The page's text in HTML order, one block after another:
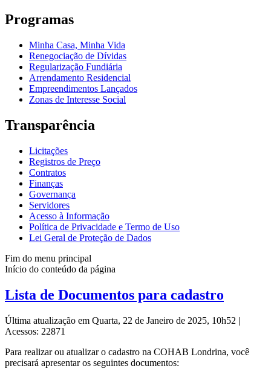
Programas
Minha Casa, Minha Vida
Renegociação de Dívidas
Regularização Fundiária
Arrendamento Residencial
Empreendimentos Lançados
Zonas de Interesse Social
Transparência
Licitações
Registros de Preço
Contratos
Finanças
Governança
Servidores
Acesso à Informação
Política de Privacidade e Termo de Uso
Lei Geral de Proteção de Dados
Fim do menu principal
Início do conteúdo da página
Lista de Documentos para cadastro
Última atualização em Quarta, 22 de Janeiro de 2025, 10h52 |
Acessos: 22871
Para realizar ou atualizar o cadastro na COHAB Londrina, você
precisará apresentar os seguintes documentos: